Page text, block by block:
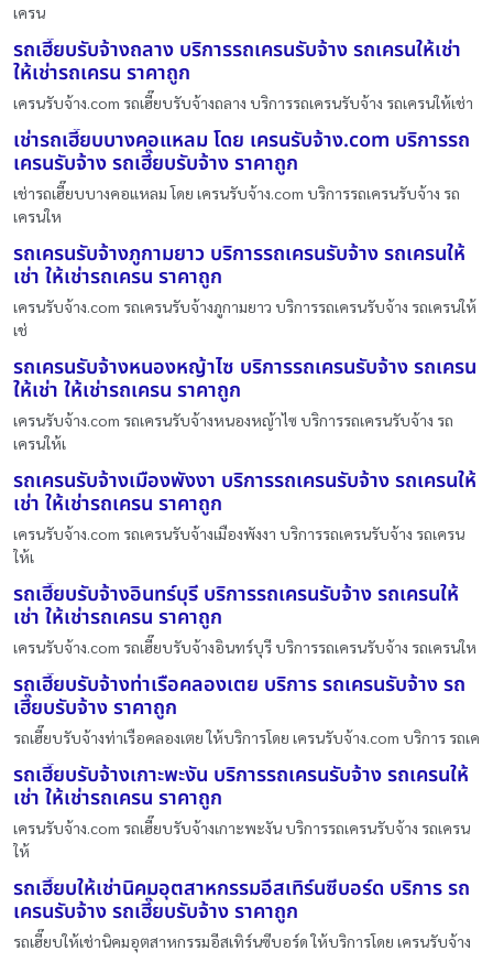
เครน
รถเฮี๊ยบรับจ้างถลาง บริการรถเครนรับจ้าง รถเครนให้เช่า
ให้เช่ารถเครน ราคาถูก
เครนรับจ้าง.com รถเฮี๊ยบรับจ้างถลาง บริการรถเครนรับจ้าง รถเครนให้เช่า
เช่ารถเฮี๊ยบบางคอแหลม โดย เครนรับจ้าง.com บริการรถ
เครนรับจ้าง รถเฮี๊ยบรับจ้าง ราคาถูก
เช่ารถเฮี๊ยบบางคอแหลม โดย เครนรับจ้าง.com บริการรถเครนรับจ้าง รถ
เครนให
รถเครนรับจ้างภูกามยาว บริการรถเครนรับจ้าง รถเครนให้
เช่า ให้เช่ารถเครน ราคาถูก
เครนรับจ้าง.com รถเครนรับจ้างภูกามยาว บริการรถเครนรับจ้าง รถเครนให้
เช่
รถเครนรับจ้างหนองหญ้าไซ บริการรถเครนรับจ้าง รถเครน
ให้เช่า ให้เช่ารถเครน ราคาถูก
เครนรับจ้าง.com รถเครนรับจ้างหนองหญ้าไซ บริการรถเครนรับจ้าง รถ
เครนให้เ
รถเครนรับจ้างเมืองพังงา บริการรถเครนรับจ้าง รถเครนให้
เช่า ให้เช่ารถเครน ราคาถูก
เครนรับจ้าง.com รถเครนรับจ้างเมืองพังงา บริการรถเครนรับจ้าง รถเครน
ให้เ
รถเฮี๊ยบรับจ้างอินทร์บุรี บริการรถเครนรับจ้าง รถเครนให้
เช่า ให้เช่ารถเครน ราคาถูก
เครนรับจ้าง.com รถเฮี๊ยบรับจ้างอินทร์บุรี บริการรถเครนรับจ้าง รถเครนให
รถเฮี๊ยบรับจ้างท่าเรือคลองเตย บริการ รถเครนรับจ้าง รถ
เฮี๊ยบรับจ้าง ราคาถูก
รถเฮี๊ยบรับจ้างท่าเรือคลองเตย ให้บริการโดย เครนรับจ้าง.com บริการ รถเค
รถเฮี๊ยบรับจ้างเกาะพะงัน บริการรถเครนรับจ้าง รถเครนให้
เช่า ให้เช่ารถเครน ราคาถูก
เครนรับจ้าง.com รถเฮี๊ยบรับจ้างเกาะพะงัน บริการรถเครนรับจ้าง รถเครน
ให้
รถเฮี๊ยบให้เช่านิคมอุตสาหกรรมอีสเทิร์นซีบอร์ด บริการ รถ
เครนรับจ้าง รถเฮี๊ยบรับจ้าง ราคาถูก
รถเฮี๊ยบให้เช่านิคมอุตสาหกรรมอีสเทิร์นซีบอร์ด ให้บริการโดย เครนรับจ้าง